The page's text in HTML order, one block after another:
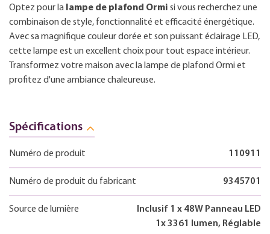
Optez pour la lampe de plafond Ormi si vous recherchez une
combinaison de style, fonctionnalité et efficacité énergétique.
Avec sa magnifique couleur dorée et son puissant éclairage LED,
cette lampe est un excellent choix pour tout espace intérieur.
Transformez votre maison avec la lampe de plafond Ormi et
profitez d'une ambiance chaleureuse.
Spécifications
Numéro de produit 110911
Numéro de produit du fabricant 9345701
Source de lumière
Inclusif 1 x 48W Panneau LED
1x 3361 lumen, Réglable